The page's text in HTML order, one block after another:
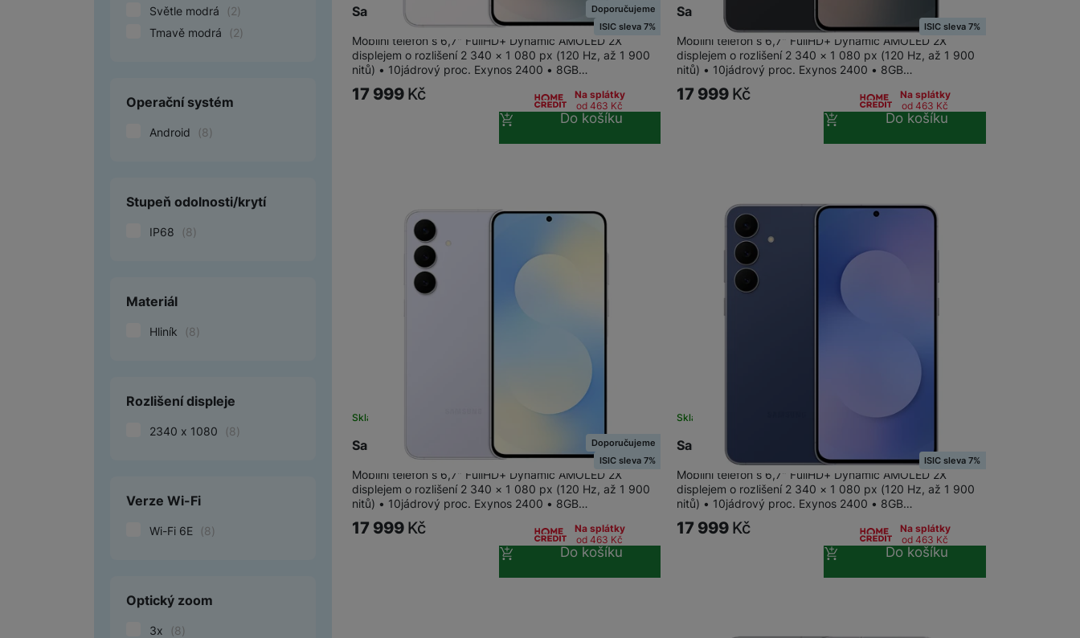
POCO
Stolní pevné linky
Světle modrá
(2)
Tmavě modrá
(2)
Operační systém
Android (8)
Stupeň odolnosti/krytí
IP68 (8)
Materiál
Hliník (8)
Rozlišení displeje
2340 x 1080 (8)
Verze Wi-Fi
Wi-Fi 6E (8)
Optický zoom
3x (8)
Samsung Galaxy S25 FE 8+256GB WhiteDoporučujeme
ISIC sleva 7%
Mobilní telefon s 6,7" FullHD+ Dynamic AMOLED 2X
displejem o rozlišení 2 340 × 1 080 px (120 Hz, až 1 900
nitů) • 10jádrový proc. Exynos 2400 • 8GB…
17 999 Kč
Na splátky
od 463 Kč
Do košíku
Samsung Galaxy S25 FE 8+256GB Jetblack
ISIC sleva 7%
Mobilní telefon s 6,7" FullHD+ Dynamic AMOLED 2X
displejem o rozlišení 2 340 × 1 080 px (120 Hz, až 1 900
nitů) • 10jádrový proc. Exynos 2400 • 8GB…
17 999 Kč
Na splátky
od 463 Kč
Do košíku
Samsung Galaxy S25 FE 8+256GB Icyblue
Skladem
Doporučujeme
ISIC sleva 7%
Mobilní telefon s 6,7" FullHD+ Dynamic AMOLED 2X
displejem o rozlišení 2 340 × 1 080 px (120 Hz, až 1 900
nitů) • 10jádrový proc. Exynos 2400 • 8GB…
17 999 Kč
Na splátky
od 463 Kč
Do košíku
Samsung Galaxy S25 FE 8+256GB Navy
Skladem
ISIC sleva 7%
Mobilní telefon s 6,7" FullHD+ Dynamic AMOLED 2X
displejem o rozlišení 2 340 × 1 080 px (120 Hz, až 1 900
nitů) • 10jádrový proc. Exynos 2400 • 8GB…
17 999 Kč
Na splátky
od 463 Kč
Do košíku